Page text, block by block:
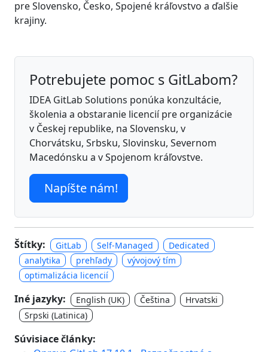
pre Slovensko, Česko, Spojené kráľovstvo a ďalšie
krajiny.
Potrebujete pomoc s GitLabom?
IDEA GitLab Solutions ponúka konzultácie,
školenia a obstaranie licencií pre organizácie
v Českej republike, na Slovensku, v
Chorvátsku, Srbsku, Slovinsku, Severnom
Macedónsku a v Spojenom kráľovstve.
Napíšte nám!
Štítky: GitLab Self-Managed
Dedicated
analytika
prehľady
vývojový tím
optimalizácia licencií
Iné jazyky: English (UK) Čeština
Hrvatski
Srpski (Latinica)
Súvisiace články: